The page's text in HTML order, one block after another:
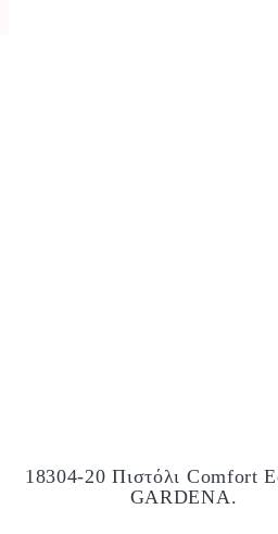
18304-20 Πιστόλι Comfort
GARDENA.